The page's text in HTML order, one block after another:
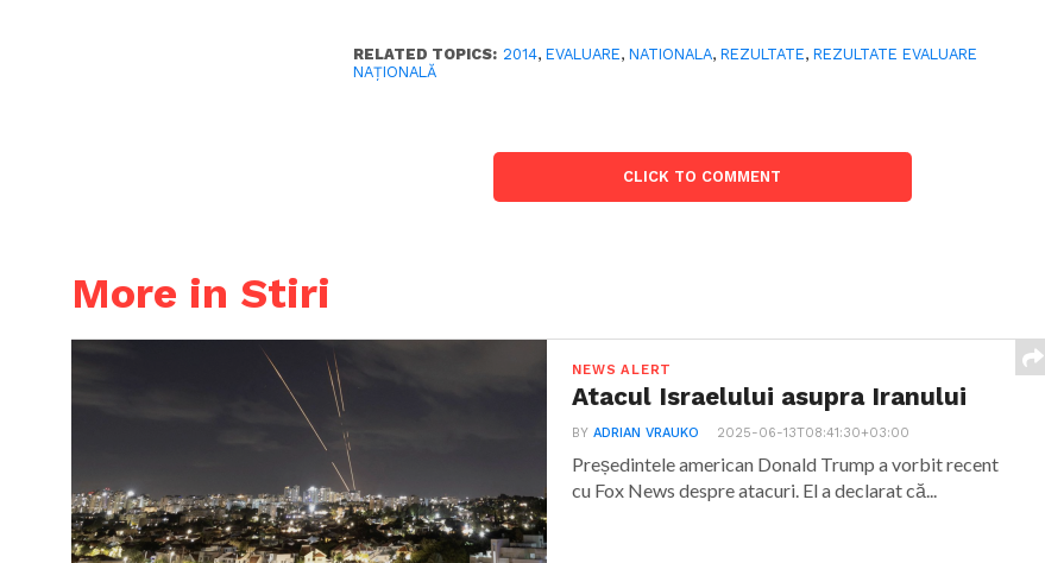
RELATED TOPICS: 2014,EVALUARE,NATIONALA,REZULTATE,REZULTATE EVALUARE
NAŢIONALĂ
CLICK TO COMMENT
More in Stiri
NEWS ALERT
Atacul Israelului asupra Iranului
BYADRIAN VRAUKO 2025-06-13T08:41:30+03:00
Președintele american Donald Trump a vorbit recent
cu Fox News despre atacuri. El a declarat că...